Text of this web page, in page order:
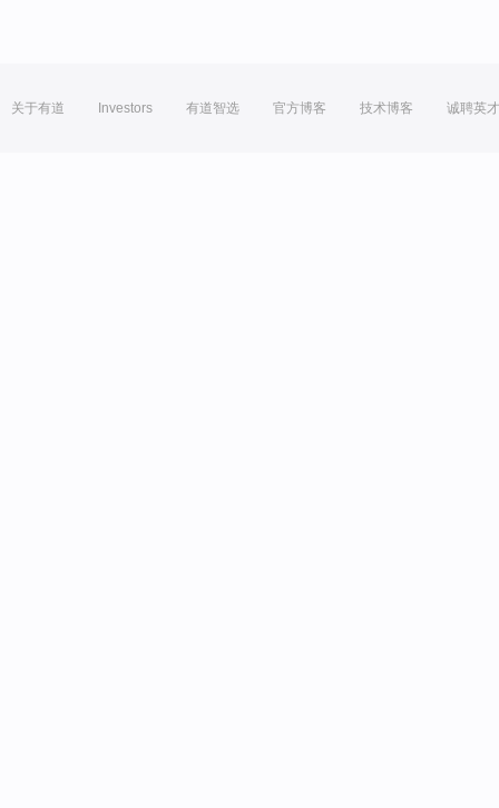
关于有道 Investors 有道智选 官方博客 技术博客 诚聘英才